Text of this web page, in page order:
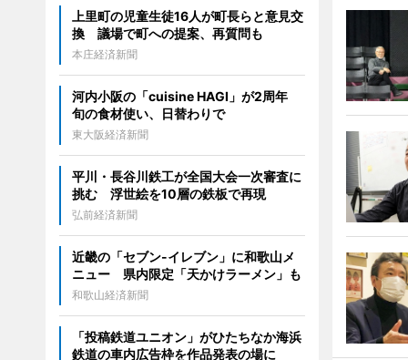
上里町の児童生徒16人が町長らと意見交
換 議場で町への提案、再質問も
本庄経済新聞
河内小阪の「cuisine HAGI」が2周年
旬の食材使い、日替わりで
東大阪経済新聞
平川・長谷川鉄工が全国大会一次審査に
挑む 浮世絵を10層の鉄板で再現
弘前経済新聞
近畿の「セブン-イレブン」に和歌山メ
ニュー 県内限定「天かけラーメン」も
和歌山経済新聞
「投稿鉄道ユニオン」がひたちなか海浜
鉄道の車内広告枠を作品発表の場に